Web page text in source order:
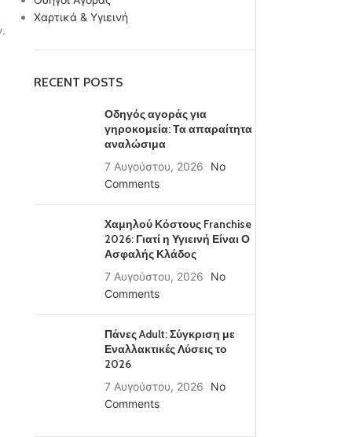
Χαρτικά & Υγιεινή
RECENT POSTS
Οδηγός αγοράς για
γηροκομεία: Τα απαραίτητα
αναλώσιμα
7 Αυγούστου, 2026
No
Comments
Χαμηλού Κόστους Franchise
2026: Γιατί η Υγιεινή Είναι Ο
Ασφαλής Κλάδος
7 Αυγούστου, 2026
No
Comments
Πάνες Adult: Σύγκριση με
Εναλλακτικές Λύσεις το
2026
7 Αυγούστου, 2026
No
Comments